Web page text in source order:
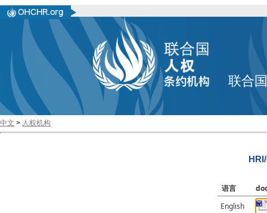
联合
中文 > 人权机构
语言
English